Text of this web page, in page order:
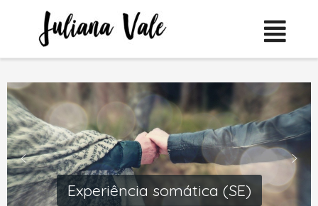
Experiência somática (SE)